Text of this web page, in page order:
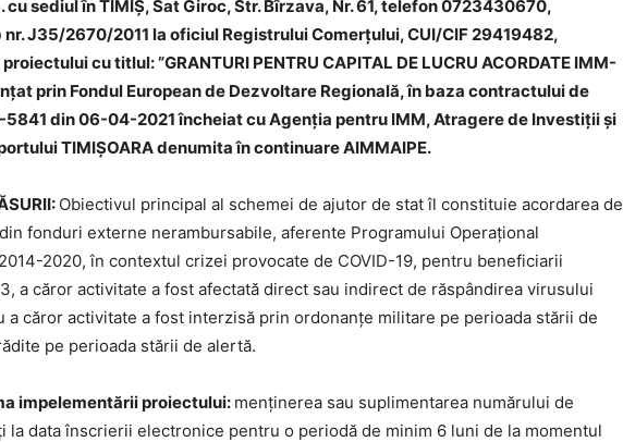
cu sediul în TIMIȘ, Sat Giroc, Str. Bîrzava, Nr. 61, telefon 0723430670,
J35/2670/2011 la oficiul Registrului Comerţului, CUI/CIF 29419482,
cu titlul: ”GRANTURI PENTRU CAPITAL DE LUCRU ACORDATE IMM-
prin Fondul European de Dezvoltare Regională, în baza contractului de
5841 din 06-04-2021 încheiat cu Agenția pentru IMM, Atragere de Investiții și
TIMIȘOARA denumita în continuare AIMMAIPE.
Obiectivul principal al schemei de ajutor de stat îl constituie acordarea de
fonduri externe nerambursabile, aferente Programului Operațional
2020, în contextul crizei provocate de COVID-19, pentru beneficiarii
a căror activitate a fost afectată direct sau indirect de răspândirea virusului
a căror activitate a fost interzisă prin ordonanțe militare pe perioada stării de
pe perioada stării de alertă.
impelementării proiectului: menținerea sau suplimentarea numărului de
la data înscrierii electronice pentru o periodă de minim 6 luni de la momentul